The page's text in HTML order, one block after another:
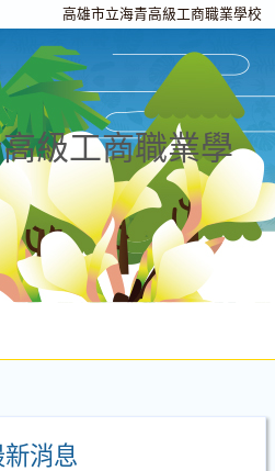
高雄市立海青高級工商職業學校
級工商職業學
新消息